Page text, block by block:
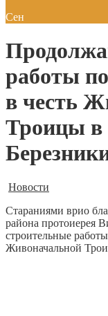
Сен
работы
в честь
Троицы в
Новости
Стараниями врио
района протоиерея
строительные
Живоначальной